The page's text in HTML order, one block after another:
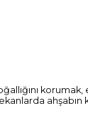
ahşabın